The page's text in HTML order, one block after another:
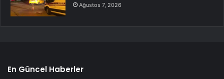
Ağustos 7, 2026
En Güncel Haberler